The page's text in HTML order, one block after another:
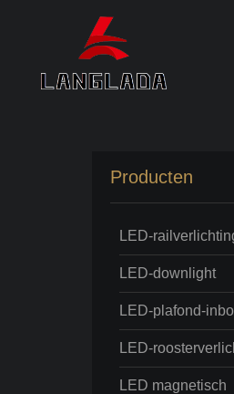
Producten
LED-
LED-downlight
LED-plafond-
LED-
LED magnetisch